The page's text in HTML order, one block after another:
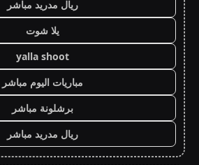
ريال مدريد مباشر
يلا شوت
yalla shoot
مباريات اليوم مباشر
برشلونة مباشر
ريال مدريد مباشر